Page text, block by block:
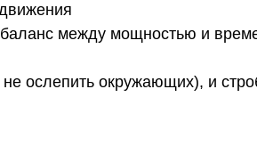
между мощностью и
ослепить окружающих), и